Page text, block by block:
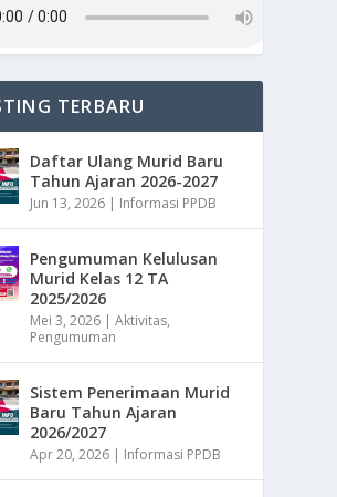
TERBARU
Daftar Ulang Murid Baru
Tahun Ajaran 2026-2027
Jun 13, 2026 | Informasi PPDB
Pengumuman Kelulusan
Murid Kelas 12 TA
2025/2026
Mei 3, 2026 |Aktivitas,
Pengumuman
Sistem Penerimaan Murid
Baru Tahun Ajaran
2026/2027
Apr 20, 2026 | Informasi PPDB